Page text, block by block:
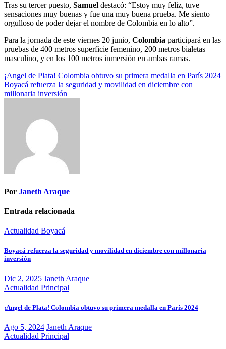
Tras su tercer puesto, Samuel destacó: “Estoy muy feliz, tuve
sensaciones muy buenas y fue una muy buena prueba. Me siento
orgulloso de poder dejar el nombre de Colombia en lo alto”.
Para la jornada de este viernes 20 junio, Colombia participará en las
pruebas de 400 metros superficie femenino, 200 metros bialetas
masculino, y en los 100 metros inmersión en ambas ramas.
Navegación
de
¡Angel de Plata! Colombia obtuvo su primera medalla en París 2024
Boyacá refuerza la seguridad y movilidad en diciembre con
millonaria inversión
Por Janeth Araque
Entrada relacionada
Actualidad Boyacá
Boyacá refuerza la seguridad y movilidad en diciembre con millonaria
inversión
Dic 2, 2025 Janeth Araque
Actualidad Principal
¡Angel de Plata! Colombia obtuvo su primera medalla en París 2024
Ago 5, 2024 Janeth Araque
Actualidad Principal